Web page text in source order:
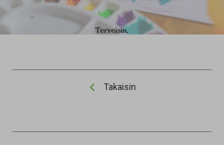
Takaisin